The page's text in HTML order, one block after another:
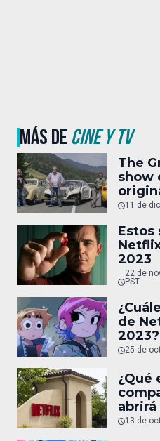
MÁS DE CINE Y TV
The
show
11 de
Estos
2023
22 de
PST
de
2023?
25 de
¿Qué
13 de